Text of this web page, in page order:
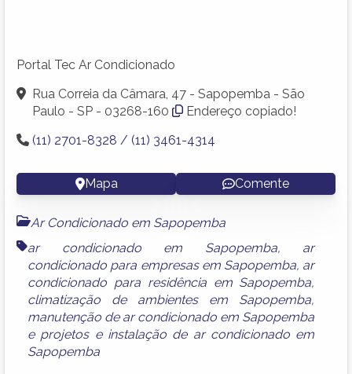
Portal Tec Ar Condicionado
Rua Correia da Câmara, 47 - Sapopemba - São
Paulo - SP - 03268-160
Endereço copiado!
(11) 2701-8328 / (11) 3461-4314
Mapa Comente
Ar Condicionado em Sapopemba
ar condicionado em Sapopemba, ar
condicionado para empresas em Sapopemba, ar
condicionado para residência em Sapopemba,
climatização de ambientes em Sapopemba,
manutenção de ar condicionado em Sapopemba
e projetos e instalação de ar condicionado em
Sapopemba